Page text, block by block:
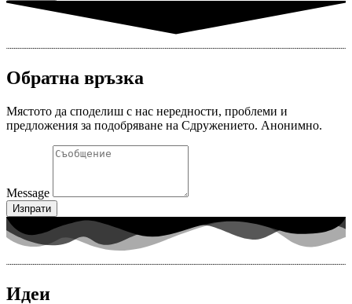
Обратна връзка
Мястото да споделиш с нас нередности, проблеми и
предложения за подобряване на Сдружението. Анонимно.
Message
Изпрати
Идеи